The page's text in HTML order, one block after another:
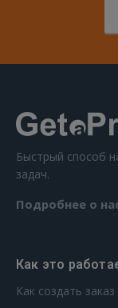
Быстрый способ
задач.
Подробнее о
Как это
Как создать заказ